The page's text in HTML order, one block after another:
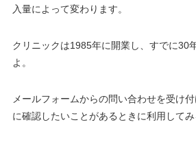
入量によって変わります。
クリニックは1985年に開業し、すでに30
よ。
メールフォームからの問い合わせを受け
に確認したいことがあるときに利用してみ